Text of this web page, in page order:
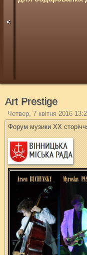
<
Art Prestige
Четвер, 7 квітня 2016
Форум музики ХХ